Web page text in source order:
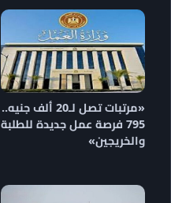
«مرتبات تصل لـ20 ألف جنيه..
795 فرصة عمل جديدة للطلبة
والخريجين»